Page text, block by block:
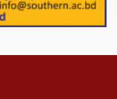
নং ওয়ার্ডে ৫’শতাধিক
খাদ্যসামগ্রী বিতরণ